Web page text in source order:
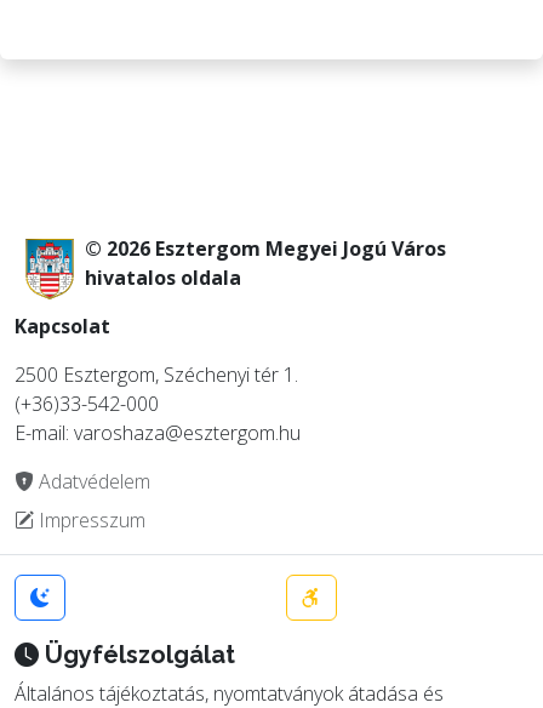
© 2026 Esztergom Megyei Jogú Város
hivatalos oldala
Kapcsolat
2500 Esztergom, Széchenyi tér 1.
(+36)33-542-000
E-mail: varoshaza@esztergom.hu
Adatvédelem
Impresszum
Ügyfélszolgálat
Általános tájékoztatás, nyomtatványok átadása és